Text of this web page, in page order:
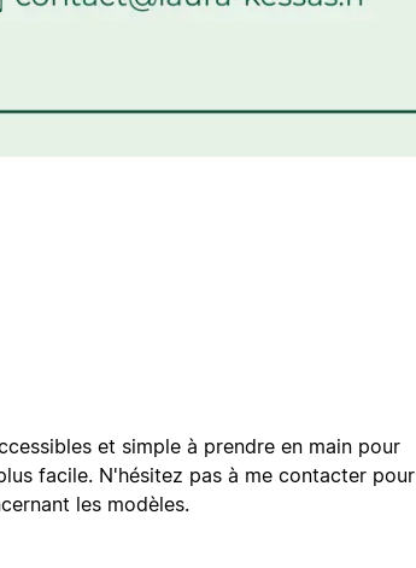
et simple à prendre en main pour
facile. N'hésitez pas à me contacter pour
les modèles.